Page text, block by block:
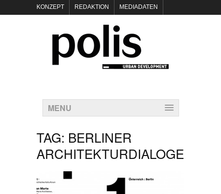
KONZEPT REDAKTION MEDIADATEN
POLIS KEYNOTES
KONTAKT DATENSCHUTZ IMPRESSUM
MENU
TAG: BERLINER
ARCHITEKTURDIALOGE